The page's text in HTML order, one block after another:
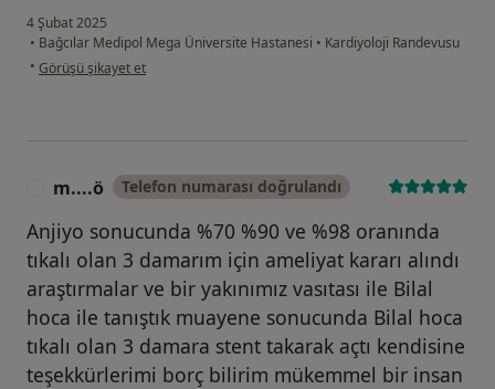
4 Şubat 2025
• Bağcılar Medipol Mega Üniversite Hastanesi • Kardiyoloji Randevusu
• kullanıcının görüşüne göre or...z
Görüşü şikayet et
m....ö Telefon numarası doğrulandı
Anjiyo sonucunda %70 %90 ve %98 oranında
tıkalı olan 3 damarım için ameliyat kararı alındı
araştırmalar ve bir yakınımız vasıtası ile Bilal
hoca ile tanıştık muayene sonucunda Bilal hoca
tıkalı olan 3 damara stent takarak açtı kendisine
teşekkürlerimi borç bilirim mükemmel bir insan